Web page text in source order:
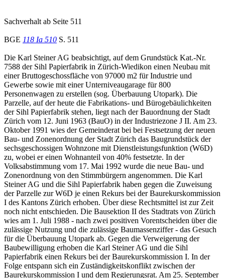
Sachverhalt ab Seite 511
BGE 118 Ia 510 S. 511
Die Karl Steiner AG beabsichtigt, auf dem Grundstück Kat.-Nr.
7588 der Sihl Papierfabrik in Zürich-Wiedikon einen Neubau mit
einer Bruttogeschossfläche von 97000 m2 für Industrie und
Gewerbe sowie mit einer Unterniveaugarage für 800
Personenwagen zu erstellen (sog. Überbauung Utopark). Die
Parzelle, auf der heute die Fabrikations- und Bürogebäulichkeiten
der Sihl Papierfabrik stehen, liegt nach der Bauordnung der Stadt
Zürich vom 12. Juni 1963 (BauO) in der Industriezone J II. Am 23.
Oktober 1991 wies der Gemeinderat bei bei Festsetzung der neuen
Bau- und Zonenordnung der Stadt Zürich das Baugrundstück der
sechsgeschossigen Wohnzone mit Dienstleistungsfunktion (W6D)
zu, wobei er einen Wohnanteil von 40% festsetzte. In der
Volksabstimmung vom 17. Mai 1992 wurde die neue Bau- und
Zonenordnung von den Stimmbürgern angenommen. Die Karl
Steiner AG und die Sihl Papierfabrik haben gegen die Zuweisung
der Parzelle zur W6D je einen Rekurs bei der Baurekurskommission
I des Kantons Zürich erhoben. Über diese Rechtsmittel ist zur Zeit
noch nicht entschieden. Die Bausektion II des Stadtrats von Zürich
wies am 1. Juli 1988 - nach zwei positiven Vorentscheiden über die
zulässige Nutzung und die zulässige Baumassenziffer - das Gesuch
für die Überbauung Utopark ab. Gegen die Verweigerung der
Baubewilligung erhoben die Karl Steiner AG und die Sihl
Papierfabrik einen Rekurs bei der Baurekurskommission I. In der
Folge entspann sich ein Zuständigkeitskonflikt zwischen der
Baurekurskommission I und dem Regierungsrat. Am 25. September